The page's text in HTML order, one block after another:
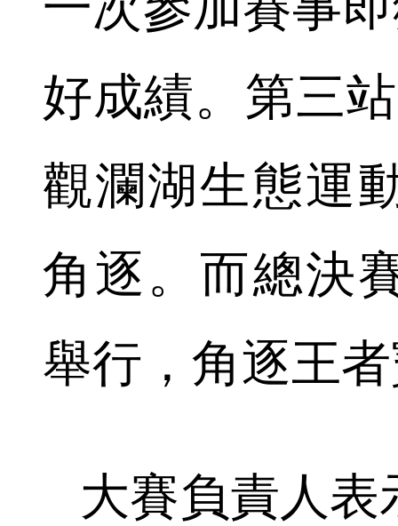
好成績。第三
觀瀾湖生態運
角逐。而總決
舉行，角逐王
大賽負責人表